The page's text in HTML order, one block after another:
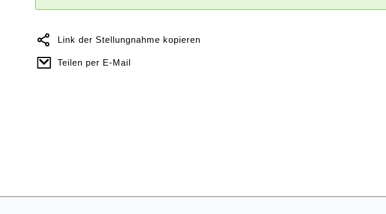
Link der Stellungnahme kopieren
Teilen per E-Mail